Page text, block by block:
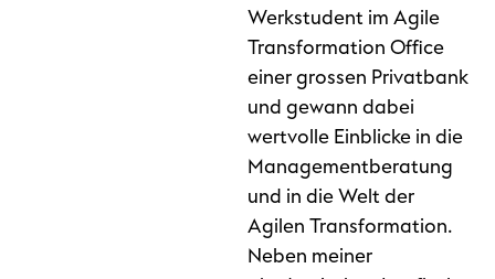
Werkstudent im Agile
Transformation Office
einer grossen Privatbank
und gewann dabei
wertvolle Einblicke in die
Managementberatung
und in die Welt der
Agilen Transformation.
Neben meiner